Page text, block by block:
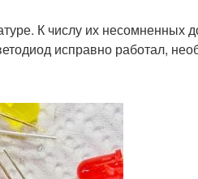
К числу их несомненных
исправно работал,